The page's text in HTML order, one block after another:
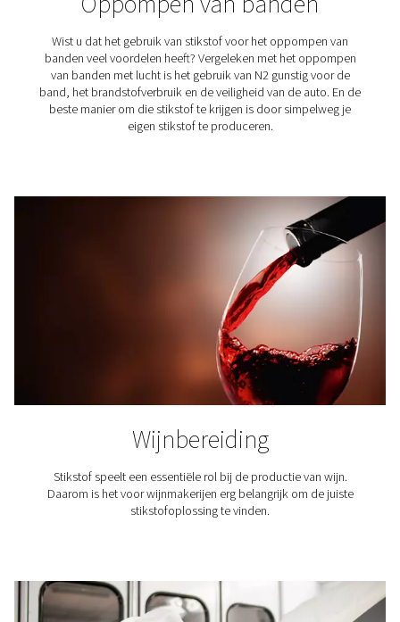
Stikstof stoot de zuurstof en het vocht uit,
veroudert. Om de smaak van de koffie te behouden
levensduur te verlengen, wordt de verpakking inert
stikstof.